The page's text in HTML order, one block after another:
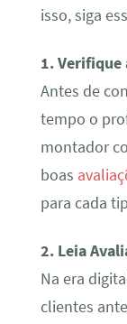
isso, siga
1. Verifique
Antes de
tempo o
montador
boas
para cada
2. Leia
Na era
clientes